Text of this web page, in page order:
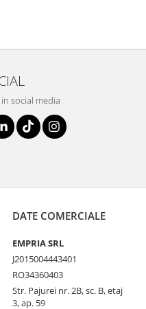
social media
DATE COMERCIALE
EMPRIA SRL
J2015004443401
RO34360403
Str. Pajurei nr. 2B, sc. B, etaj
3, ap. 59